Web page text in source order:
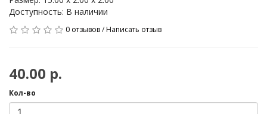
Доступность: В наличии
0 отзывов/Написать отзыв
40.00 р.
Кол-во